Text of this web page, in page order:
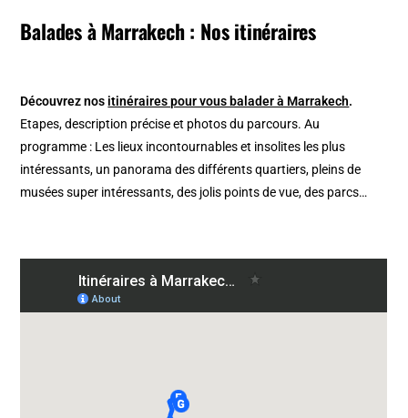
Balades à Marrakech : Nos itinéraires
Découvrez nos itinéraires pour vous balader à Marrakech.
Etapes, description précise et photos du parcours. Au
programme : Les lieux incontournables et insolites les plus
intéressants, un panorama des différents quartiers, pleins de
musées super intéressants, des jolis points de vue, des parcs…